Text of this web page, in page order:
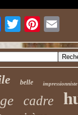
belle impressionniste
cadre